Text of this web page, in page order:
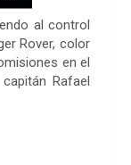
al control
Rover, color
en el
Rafael